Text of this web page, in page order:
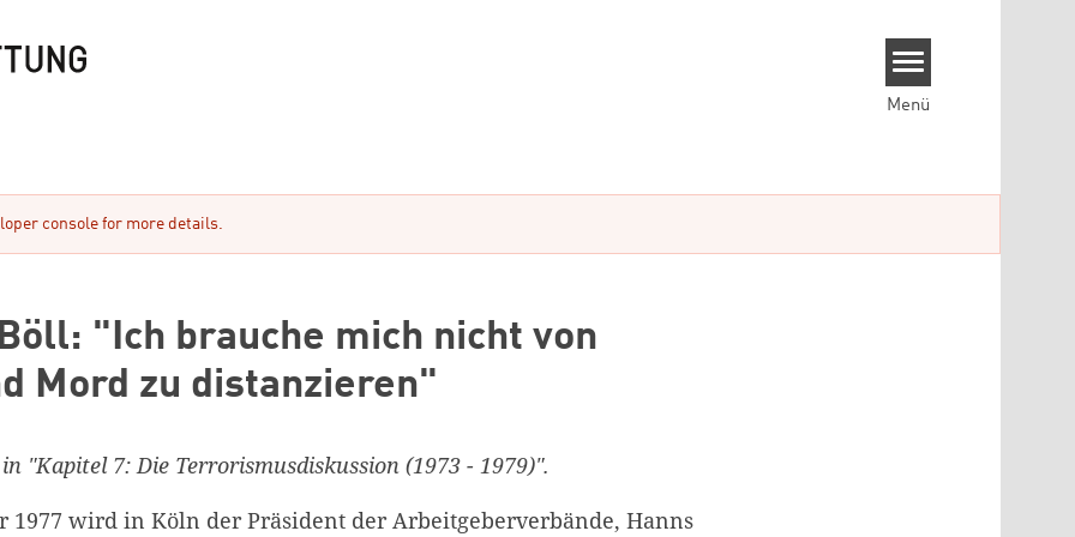
Menü
console for more details.
"Ich brauche mich nicht von
Mord zu distanzieren"
"Kapitel 7: Die Terrorismusdiskussion (1973 - 1979)".
1977 wird in Köln der Präsident der Arbeitgeberverbände, Hanns